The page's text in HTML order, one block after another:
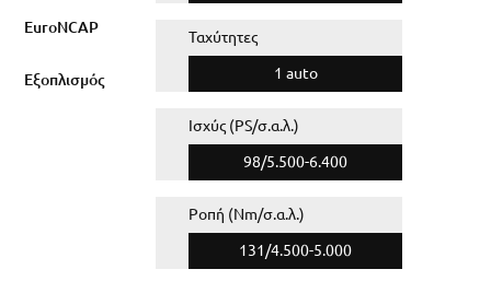
EuroNCAP
Εξοπλισμός
Ταχύτητες
1 auto
Ισχύς (PS/σ.α.λ.)
98/5.500-6.400
Ροπή (Nm/σ.α.λ.)
131/4.500-5.000